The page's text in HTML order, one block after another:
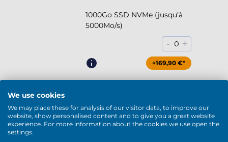
1000Go SSD NVMe (jusqu’à
5000Mo/s)
- 0 +
+169,90 €*
2000Go SSD NVMe (jusqu’à
5000Mo/s)
We use cookies
We may place these for analysis of our visitor data, to improve our
website, show personalised content and to give you a great website
experience. For more information about the cookies we use open the
settings.